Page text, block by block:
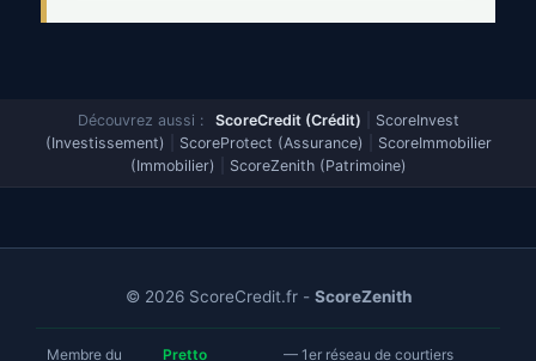
Découvrez aussi : ScoreCredit (Crédit)
ScoreInvest
(Investissement)
ScoreProtect (Assurance)
ScoreImmobilier
(Immobilier)
ScoreZenith (Patrimoine)
© 2026 ScoreCredit.fr - ScoreZenith
Membre du
Pretto
— 1er réseau de courtiers